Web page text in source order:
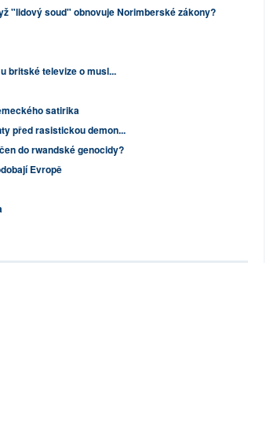
"lidový soud" obnovuje Norimberské zákony?
britské televize o musl...
satirika
před rasistickou demon...
do rwandské genocidy?
Evropě